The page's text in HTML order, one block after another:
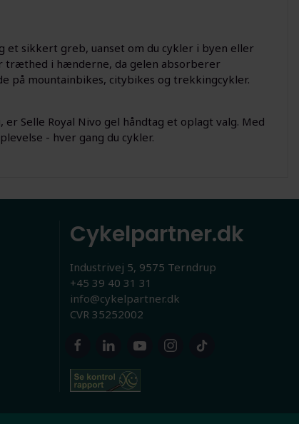
sikkert greb, uanset om du cykler i byen eller
træthed i hænderne, da gelen absorberer
på mountainbikes, citybikes og trekkingcykler.
Selle Royal Nivo gel håndtag et oplagt valg. Med
- hver gang du cykler.
Cykelpartner.dk
Industrivej 5, 9575 Terndrup
+45 39 40 31 31
info@cykelpartner.dk
CVR 35252002